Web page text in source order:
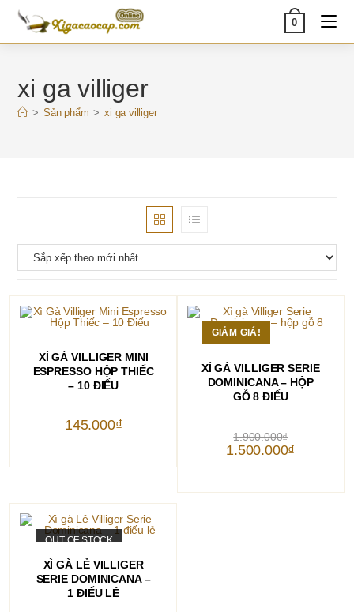
Skip
content
0
xi ga villiger
> Sản phẩm > xi ga villiger
THÊM VÀO GIỎ HÀNG
XÌ GÀ VILLIGER MINI
ESPRESSO HỘP THIẾC
– 10 ĐIẾU
145.000₫
GIẢM GIÁ!
THÊM VÀO GIỎ HÀNG
XÌ GÀ VILLIGER SERIE
DOMINICANA – HỘP
GỖ 8 ĐIẾU
1.900.000₫
gốc
là:
1.500.000₫
1.500.000₫.
OUT OF STOCK
ĐỌC TIẾP
XÌ GÀ LẺ VILLIGER
SERIE DOMINICANA –
1 ĐIẾU LẺ